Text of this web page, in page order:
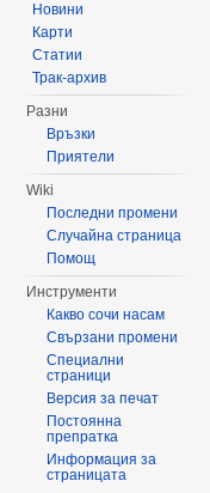
Новини
Карти
Статии
Трак-архив
Разни
Връзки
Приятели
Wiki
Последни промени
Случайна страница
Помощ
Инструменти
Какво сочи насам
Свързани промени
Специални
страници
Версия за печат
Постоянна
препратка
Информация за
страницата